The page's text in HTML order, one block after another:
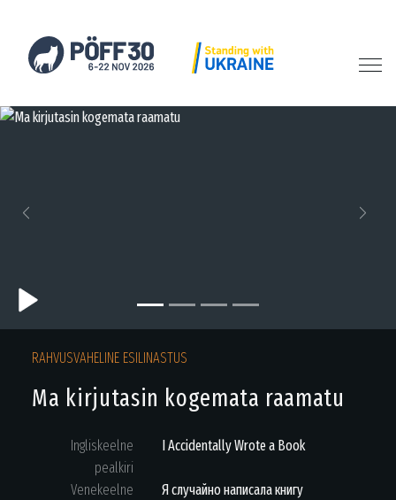
RAHVUSVAHELINE ESILINASTUS
Ma kirjutasin kogemata raamatu
Ingliskeelne
pealkiri
I Accidentally Wrote a Book
Venekeelne
Я случайно написала книгу